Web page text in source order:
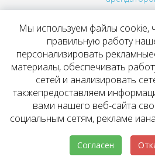
Караваевы
Помещения
Помещения
Помещения
Мы используем файлы cookie,
правильную работу
персонализировать
материалы, обеспечивать
сетей и анализировать
такжепредоставляем
вами нашего веб-сайта
социальным сетям, рекламе
Согласен